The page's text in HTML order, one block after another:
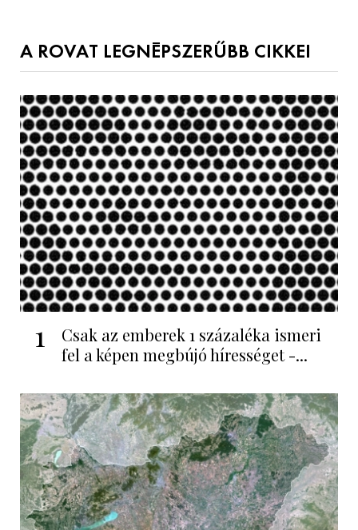
A ROVAT LEGNÉPSZERŰBB CIKKEI
1
Csak az emberek 1 százaléka ismeri
fel a képen megbújó hírességet -...